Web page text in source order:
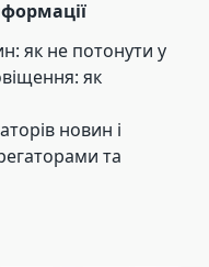
як не потонути у
як
новин і
та